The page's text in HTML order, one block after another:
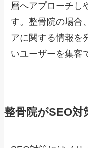
層へアプローチし
す。整骨院の場合
アに関する情報を
いユーザーを集客
整骨院がSEO対